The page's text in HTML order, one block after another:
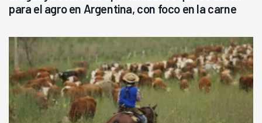
para el agro en Argentina, con foco en la carne